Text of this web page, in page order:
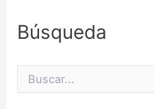
Búsqueda